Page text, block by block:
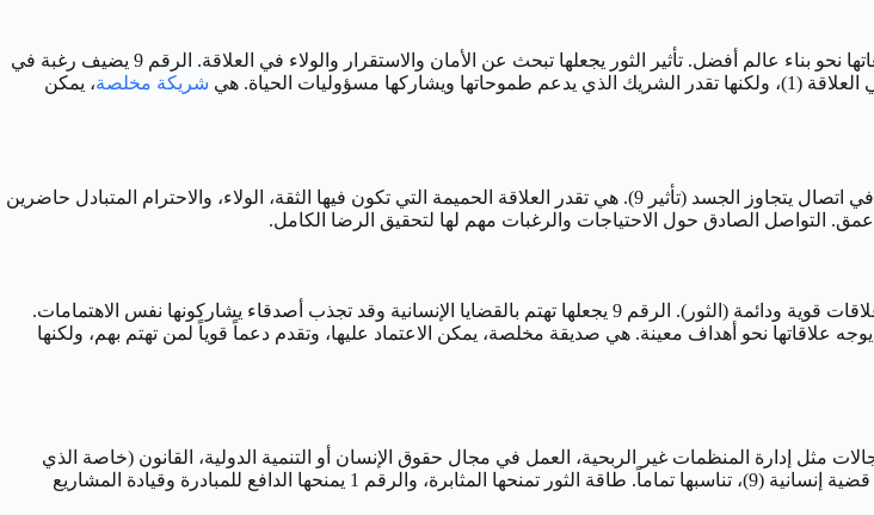
، تبحث امرأة 18 مايو عن شريك يقدر قوتها واستقلاليتها، ويشاركها قيمها الإنسانية وتطلعاتها نحو بناء عالم أفضل. تأثير الثور يجعلها تبحث عن الأمان والاستقرار والولاء في العلاقة. الرقم 9 يضيف رغبة في
الحياة. هي
شريكة مخلصة، يمكن
حياتها الجنسية قد تجمع بين الحسية والرغبة في المتعة الملموسة (الثور) مع عمق عاطفي ورغبة في اتصال يتجاوز الجسد (تأثير 9). هي تقدر العلاقة الحميمة التي تكون فيها الثقة، الولاء، والاحترام المتبادل حاضرين
التواصل الصادق حول الاحتياجات والرغبات مهم لها لتحقيق الرضا الكامل.
تتمتع امرأة 18 مايو بحضور قوي وشخصية مؤثرة. قد لا تكون الأكثر انفتاحاً اجتماعياً، ولكنها تبني علاقات قوية ودائمة (الثور). الرقم 9 يجعلها تهتم بالقضايا الإنسانية وقد تجذب أصدقاء يشاركونها نفس الاهتمامات.
تكون شخصية قيادية ضمن مجموعتها، والرقم 8 يضيف طموحاً قد يوجه علاقاتها نحو أهداف معينة. هي صديقة مخلصة، يمكن الاعتماد عليها، وتقدم دعماً قوياً لمن تهتم بهم، ولكنها
مثل إدارة المنظمات غير الربحية، العمل في مجال حقوق الإنسان أو التنمية الدولية، القانون (خاصة الذي
يدافع عن المظلومين)، الطب، أو أي مجال يسمح لها باستخدام قوتها وقدرتها التنظيمية (8) لخدمة قضية إنسانية (9)، تناسبها تماماً. طاقة الثور تمنحها المثابرة، والرقم 1 يمنحها الدافع للمبادرة وقيادة المشاريع